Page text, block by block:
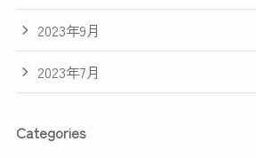
2023年9月
2023年7月
Categories